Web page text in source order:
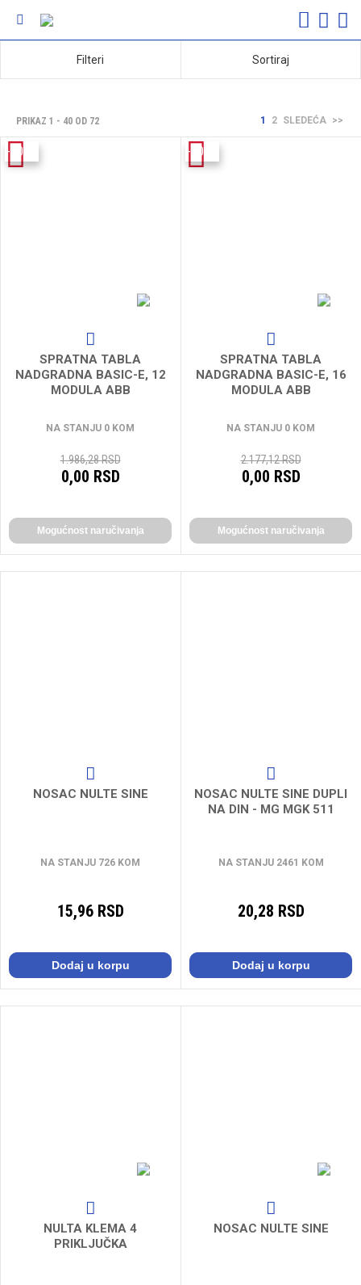
Filteri Sortiraj
PRIKAZ 1 - 40 OD 72 1 2 SLEDEĆA >>
SPRATNA TABLA
NADGRADNA BASIC-E, 12
MODULA ABB
NA STANJU 0 KOM
1.986,28 RSD
0,00 RSD
-100%
Mogućnost naručivanja
SPRATNA TABLA
NADGRADNA BASIC-E, 16
MODULA ABB
NA STANJU 0 KOM
2.177,12 RSD
0,00 RSD
-100%
Mogućnost naručivanja
NOSAC NULTE SINE
NA STANJU 726 KOM
15,96 RSD
Dodaj u korpu
NOSAC NULTE SINE DUPLI
NA DIN - MG MGK 511
NA STANJU 2461 KOM
20,28 RSD
Dodaj u korpu
NULTA KLEMA 4
PRIKLJUČKA
NOSAC NULTE SINE